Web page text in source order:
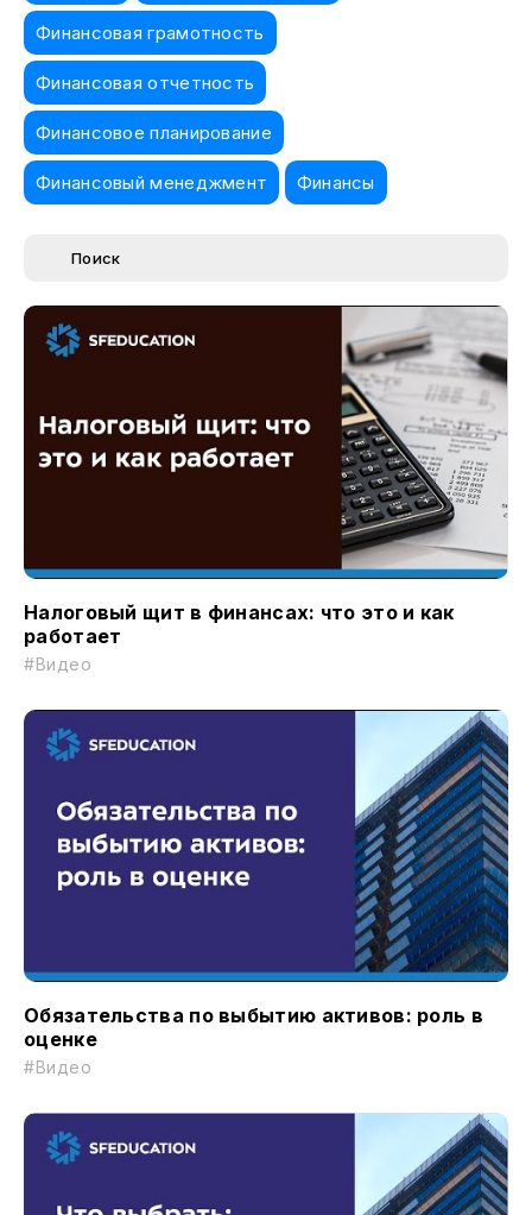
Финансовая грамотность
Финансовая отчетность
Финансовое планирование
Финансовый менеджмент Финансы
Налоговый щит в финансах: что это и как
работает
#Видео
Обязательства по выбытию активов: роль в
оценке
#Видео